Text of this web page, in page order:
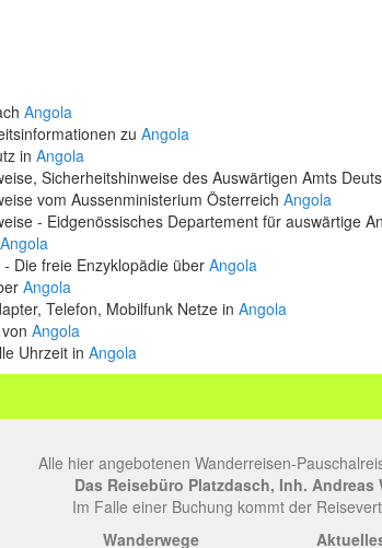
Angola
zu Angola
in Angola
Sicherheitshinweise des Auswärtigen Amts
vom Aussenministerium Österreich Angola
- Eidgenössisches Departement für auswärtige
Angola
Die freie Enzyklopädie über Angola
Angola
Telefon, Mobilfunk Netze in Angola
Angola
Uhrzeit in Angola
Alle hier angebotenen Wanderreisen-
Das Reisebüro Platzdasch, Inh.
Im Falle einer Buchung kommt der
Wanderwege